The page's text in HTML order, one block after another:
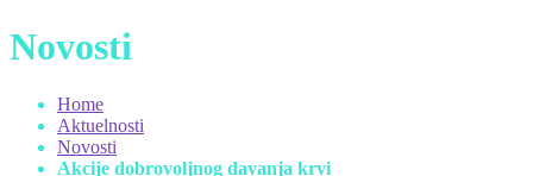
Novosti
Home
Aktuelnosti
Novosti
Akcije dobrovoljnog davanja krvi